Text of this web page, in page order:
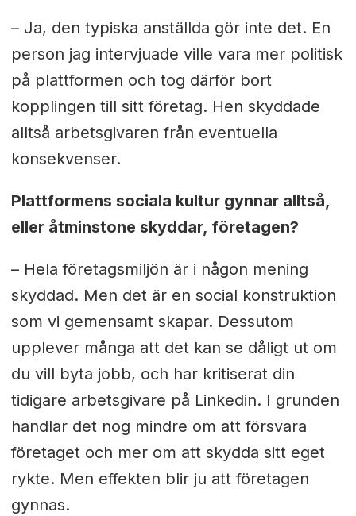
– Ja, den typiska anställda gör inte det. En
person jag intervjuade ville vara mer politisk
på plattformen och tog därför bort
kopplingen till sitt företag. Hen skyddade
alltså arbetsgivaren från eventuella
konsekvenser.
Plattformens sociala kultur gynnar alltså,
eller åtminstone skyddar, företagen?
– Hela företagsmiljön är i någon mening
skyddad. Men det är en social konstruktion
som vi gemensamt skapar. Dessutom
upplever många att det kan se dåligt ut om
du vill byta jobb, och har kritiserat din
tidigare arbetsgivare på Linkedin. I grunden
handlar det nog mindre om att försvara
företaget och mer om att skydda sitt eget
rykte. Men effekten blir ju att företagen
gynnas.